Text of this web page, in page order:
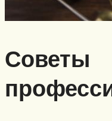
Советы